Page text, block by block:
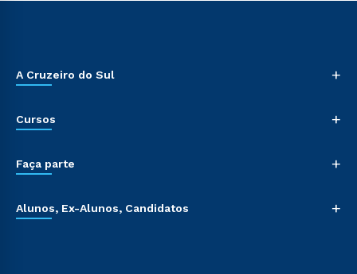
A Cruzeiro do Sul +
Cursos +
Faça parte +
Alunos, Ex-Alunos, Candidatos +